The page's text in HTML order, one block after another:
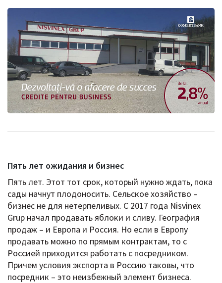
Пять лет ожидания и бизнес
Пять лет. Этот тот срок, который нужно ждать, пока
сады начнут плодоносить. Сельское хозяйство –
бизнес не для нетерпеливых. С 2017 года Nisvinex
Grup начал продавать яблоки и сливу. География
продаж – и Европа и Россия. Но если в Европу
продавать можно по прямым контрактам, то с
Россией приходится работать с посредником.
Причем условия экспорта в Россию таковы, что
посредник – это неизбежный элемент бизнеса.